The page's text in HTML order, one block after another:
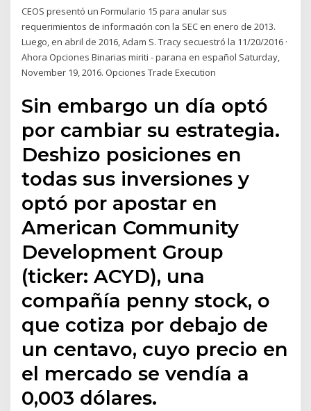
CEOS presentó un Formulario 15 para anular sus
requerimientos de información con la SEC en enero de 2013.
Luego, en abril de 2016, Adam S. Tracy secuestró la 11/20/2016 ·
Ahora Opciones Binarias miriti - parana en español Saturday,
November 19, 2016. Opciones Trade Execution
Sin embargo un día optó
por cambiar su estrategia.
Deshizo posiciones en
todas sus inversiones y
optó por apostar en
American Community
Development Group
(ticker: ACYD), una
compañía penny stock, o
que cotiza por debajo de
un centavo, cuyo precio en
el mercado se vendía a
0,003 dólares.